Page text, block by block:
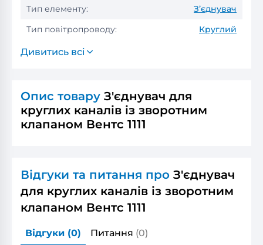
Тип елементу:
З’єднувач
Тип повітропроводу:
Круглий
Дивитись всі
Опис товару З'єднувач для
круглих каналів із зворотним
клапаном Вентс 1111
Відгуки та питання про З'єднувач
для круглих каналів із зворотним
клапаном Вентс 1111
Відгуки (0) Питання (0)